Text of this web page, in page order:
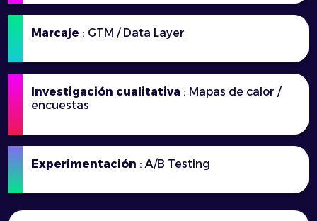
Marcaje : GTM / Data Layer
Investigación cualitativa : Mapas de calor /
encuestas
Experimentación : A/B Testing